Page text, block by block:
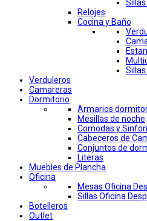
Relojes
Cocina y Baño
Verduleros
Camareras
Dormitorio
Armarios
Mesillas de noche
Comodas y
Cabeceros de
Conjuntos de
Literas
Muebles de Plancha
Oficina
Mesas Oficina
Sillas Oficina
Botelleros
Outlet